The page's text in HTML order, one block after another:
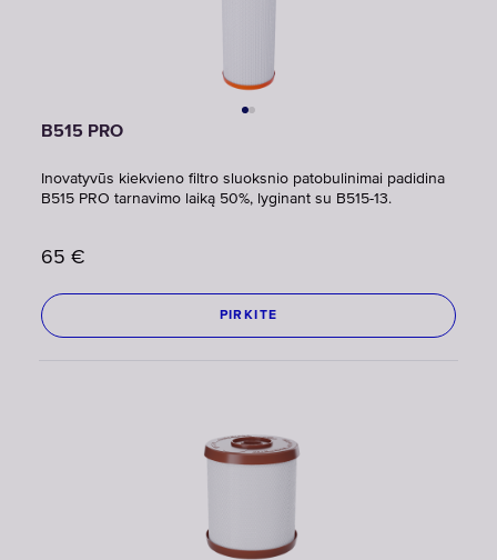
B515 PRO
Inovatyvūs kiekvieno filtro sluoksnio patobulinimai padidina
B515 PRO tarnavimo laiką 50%, lyginant su B515-13.
65 €
PIRKITE